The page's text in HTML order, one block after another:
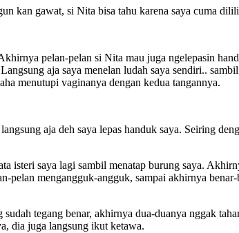
kan gawat, si Nita bisa tahu karena saya cuma
pelan-pelan si Nita mau juga ngelepasin
aja saya menelan ludah saya sendiri..
menutupi vaginanya dengan kedua tangannya.
aja deh saya lepas handuk saya. Seiring
isteri saya lagi sambil menatap burung saya.
mengangguk-angguk, sampai akhirnya benar-
tegang benar, akhirnya dua-duanya nggak
dia juga langsung ikut ketawa.